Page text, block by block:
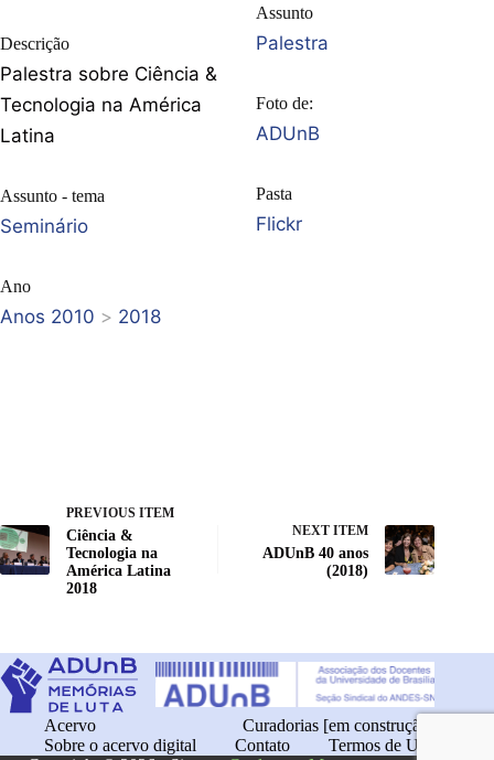
Descrição
Palestra sobre Ciência &
Tecnologia na América
Latina
Assunto - tema
Seminário
Ano
Anos 2010 > 2018
Assunto
Palestra
Foto de:
ADUnB
Pasta
Flickr
PREVIOUS ITEM
Ciência &
Tecnologia na
América Latina
2018
NEXT ITEM
ADUnB 40 anos
(2018)
Acervo
Curadorias [em construção]
Sobre o acervo digital
Contato
Termos de Uso